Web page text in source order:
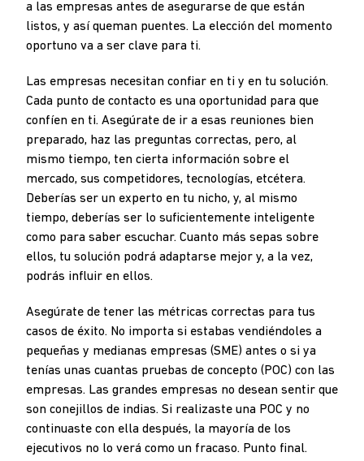
a las empresas antes de asegurarse de que están
listos, y así queman puentes. La elección del momento
oportuno va a ser clave para ti.
Las empresas necesitan confiar en ti y en tu solución.
Cada punto de contacto es una oportunidad para que
confíen en ti. Asegúrate de ir a esas reuniones bien
preparado, haz las preguntas correctas, pero, al
mismo tiempo, ten cierta información sobre el
mercado, sus competidores, tecnologías, etcétera.
Deberías ser un experto en tu nicho, y, al mismo
tiempo, deberías ser lo suficientemente inteligente
como para saber escuchar. Cuanto más sepas sobre
ellos, tu solución podrá adaptarse mejor y, a la vez,
podrás influir en ellos.
Asegúrate de tener las métricas correctas para tus
casos de éxito. No importa si estabas vendiéndoles a
pequeñas y medianas empresas (SME) antes o si ya
tenías unas cuantas pruebas de concepto (POC) con las
empresas. Las grandes empresas no desean sentir que
son conejillos de indias. Si realizaste una POC y no
continuaste con ella después, la mayoría de los
ejecutivos no lo verá como un fracaso. Punto final.